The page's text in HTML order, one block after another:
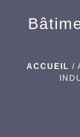
ACCUEIL /